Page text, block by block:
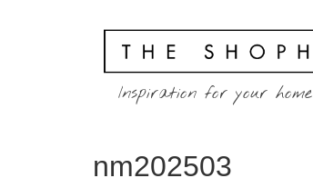
Inspiration for your home
nm202503